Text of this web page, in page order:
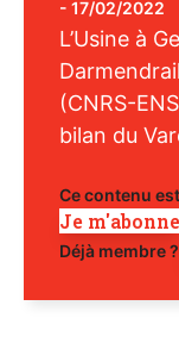
- 17/02/2022
L’Usine à
(CNRS-
bilan du
Ce contenu
Je m'abonne
Déjà membre ?